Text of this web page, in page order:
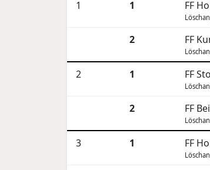
1 1 FF
2 FF
2 1 FF
2 FF
3 1 FF